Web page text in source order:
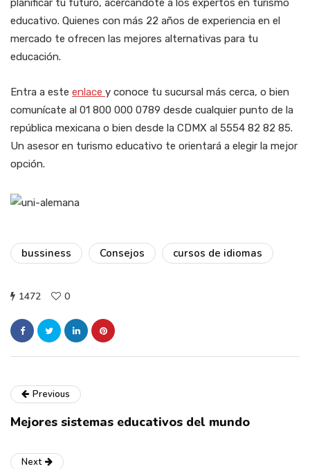
planificar tu futuro, acercándote a los expertos en turismo
educativo. Quienes con más 22 años de experiencia en el
mercado te ofrecen las mejores alternativas para tu
educación.
Entra a este enlace y conoce tu sucursal más cerca, o bien
comunícate al 01 800 000 0789 desde cualquier punto de la
república mexicana o bien desde la CDMX al 5554 82 82 85.
Un asesor en turismo educativo te orientará a elegir la mejor
opción.
bussiness Consejos cursos de idiomas
1472 0
Previous
Mejores sistemas educativos del mundo
Next